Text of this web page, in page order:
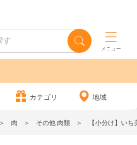
メニュー
カテゴリ 地域
肉 その他 肉類 【小分け】い